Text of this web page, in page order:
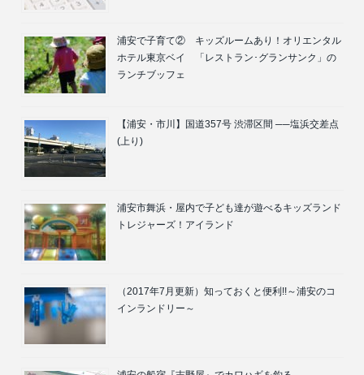
浦安で子育て② キッズルームあり！オリエンタル
ホテル東京ベイ 「レストラン･グランサンク」の
ランチブッフェ
【浦安・市川】国道357号 渋滞区間 ──塩浜交差点
(上り)
浦安市舞浜・屋内で子ども達が遊べるキッズランド
トレジャーズ！アイランド
（2017年7月更新）知っておくと便利!!～浦安のコ
インランドリー～